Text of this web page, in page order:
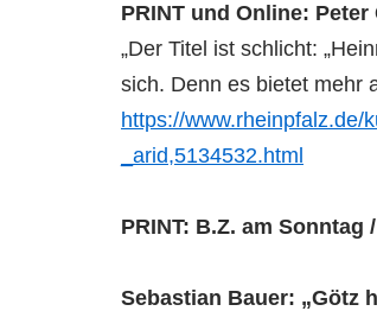
PRINT und Online: Peter
„Der Titel ist schlicht:
sich. Denn es bietet mehr
https://www.rheinpfalz.de/
_arid,5134532.html
PRINT: B.Z. am
Sebastian Bauer: „Götz